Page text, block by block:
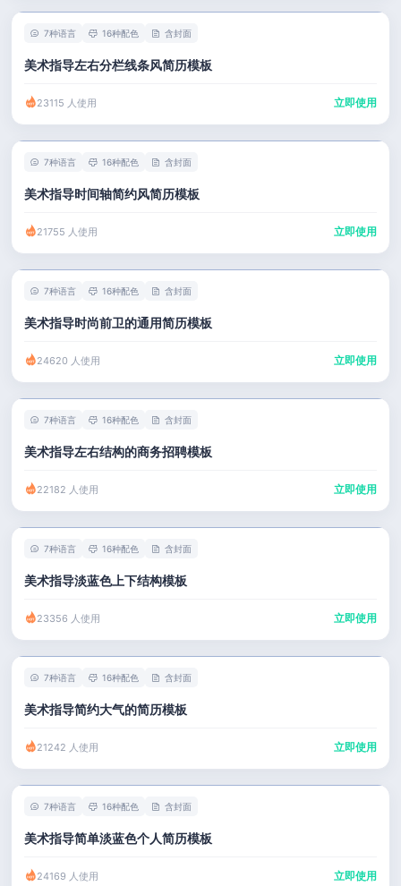
7种语言 16种配色 含封面
美术指导左右分栏线条风简历模板
23115 人使用 立即使用
7种语言 16种配色 含封面
美术指导时间轴简约风简历模板
21755 人使用 立即使用
7种语言 16种配色 含封面
美术指导时尚前卫的通用简历模板
24620 人使用 立即使用
7种语言 16种配色 含封面
美术指导左右结构的商务招聘模板
22182 人使用 立即使用
7种语言 16种配色 含封面
美术指导淡蓝色上下结构模板
23356 人使用 立即使用
7种语言 16种配色 含封面
美术指导简约大气的简历模板
21242 人使用 立即使用
7种语言 16种配色 含封面
美术指导简单淡蓝色个人简历模板
24169 人使用 立即使用